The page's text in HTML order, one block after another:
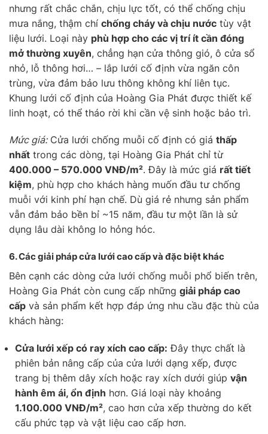
nhưng rất chắc chắn, chịu lực tốt, có thể chống chịu
mưa nắng, thậm chí chống cháy và chịu nước tùy vật
liệu lưới. Loại này phù hợp cho các vị trí ít cần đóng
mở thường xuyên, chẳng hạn cửa thông gió, ô cửa sổ
nhỏ, lỗ thông hơi… – lắp lưới cố định vừa ngăn côn
trùng, vừa đảm bảo lưu thông không khí liên tục.
Khung lưới cố định của Hoàng Gia Phát được thiết kế
linh hoạt, có thể tháo rời khi cần vệ sinh hoặc bảo trì.
Mức giá:Cửa lưới chống muỗi cố định có giá thấp
nhất trong các dòng, tại Hoàng Gia Phát chỉ từ
400.000 – 570.000 VNĐ/m². Đây là mức giá rất tiết
kiệm, phù hợp cho khách hàng muốn đầu tư chống
muỗi với kinh phí hạn chế. Dù giá rẻ nhưng sản phẩm
vẫn đảm bảo bền bỉ ~15 năm, đầu tư một lần là sử
dụng lâu dài không lo hỏng hóc.
6.Các giải pháp cửa lưới cao cấp và đặc biệt khác
Bên cạnh các dòng cửa lưới chống muỗi phổ biến trên,
Hoàng Gia Phát còn cung cấp những giải pháp cao
cấp và sản phẩm kết hợp đáp ứng nhu cầu đặc thù của
khách hàng:
Cửa lưới xếp có ray xích cao cấp: Đây thực chất là
phiên bản nâng cấp của cửa lưới dạng xếp, được
trang bị thêm dây xích hoặc ray xích dưới giúp vận
hành êm ái, ổn định hơn. Giá loại này khoảng
1.100.000 VNĐ/m², cao hơn cửa xếp thường do kết
cấu phức tạp và vật liệu cao cấp hơn.